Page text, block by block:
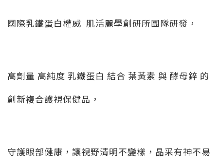
國際乳鐵蛋白權威 肌活麗學創研所團隊研發，
高劑量 高純度 乳鐵蛋白 結合 葉黃素 與 酵母鋅 的
創新複合護視保健品，
守護眼部健康，讓視野清明不變樣，晶采有神不易